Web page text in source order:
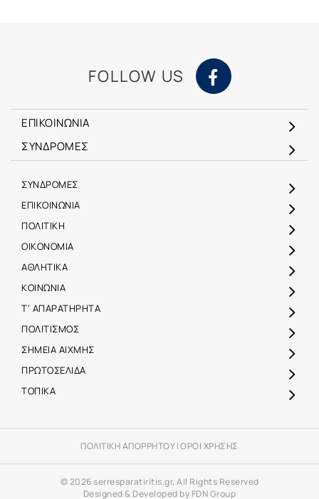
FOLLOW US
ΕΠΙΚΟΙΝΩΝΙΑ
ΣΥΝΔΡΟΜΕΣ
ΣΥΝΔΡΟΜΕΣ
ΕΠΙΚΟΙΝΩΝΙΑ
ΠΟΛΙΤΙΚΗ
ΟΙΚΟΝΟΜΙΑ
ΑΘΛΗΤΙΚΑ
ΚΟΙΝΩΝΙΑ
Τ' ΑΠΑΡΑΤΗΡΗΤΑ
ΠΟΛΙΤΙΣΜΟΣ
ΣΗΜΕΙΑ ΑΙΧΜΗΣ
ΠΡΩΤΟΣΕΛΙΔΑ
ΤΟΠΙΚΑ
ΠΟΛΙΤΙΚΗ ΑΠΟΡΡΗΤΟΥ|ΟΡΟΙ ΧΡΗΣΗΣ
© 2026 serresparatiritis.gr, All Rights Reserved
Designed & Developed by FDN Group